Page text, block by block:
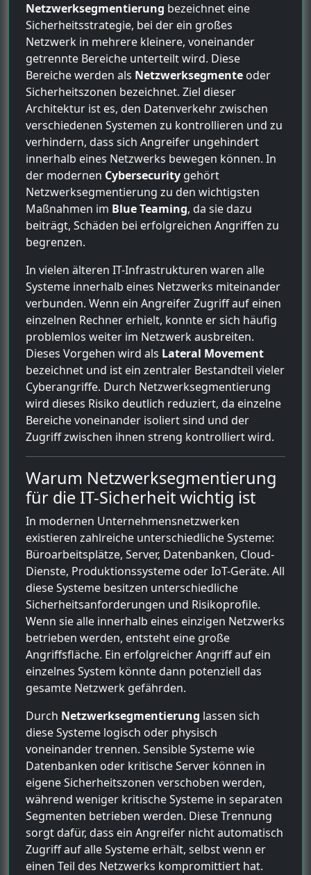
Netzwerksegmentierung bezeichnet eine
Sicherheitsstrategie, bei der ein großes
Netzwerk in mehrere kleinere, voneinander
getrennte Bereiche unterteilt wird. Diese
Bereiche werden als Netzwerksegmente oder
Sicherheitszonen bezeichnet. Ziel dieser
Architektur ist es, den Datenverkehr zwischen
verschiedenen Systemen zu kontrollieren und zu
verhindern, dass sich Angreifer ungehindert
innerhalb eines Netzwerks bewegen können. In
der modernen Cybersecurity gehört
Netzwerksegmentierung zu den wichtigsten
Maßnahmen im Blue Teaming, da sie dazu
beiträgt, Schäden bei erfolgreichen Angriffen zu
begrenzen.
In vielen älteren IT-Infrastrukturen waren alle
Systeme innerhalb eines Netzwerks miteinander
verbunden. Wenn ein Angreifer Zugriff auf einen
einzelnen Rechner erhielt, konnte er sich häufig
problemlos weiter im Netzwerk ausbreiten.
Dieses Vorgehen wird als Lateral Movement
bezeichnet und ist ein zentraler Bestandteil vieler
Cyberangriffe. Durch Netzwerksegmentierung
wird dieses Risiko deutlich reduziert, da einzelne
Bereiche voneinander isoliert sind und der
Zugriff zwischen ihnen streng kontrolliert wird.
Warum Netzwerksegmentierung
für die IT-Sicherheit wichtig ist
In modernen Unternehmensnetzwerken
existieren zahlreiche unterschiedliche Systeme:
Büroarbeitsplätze, Server, Datenbanken, Cloud-
Dienste, Produktionssysteme oder IoT-Geräte. All
diese Systeme besitzen unterschiedliche
Sicherheitsanforderungen und Risikoprofile.
Wenn sie alle innerhalb eines einzigen Netzwerks
betrieben werden, entsteht eine große
Angriffsfläche. Ein erfolgreicher Angriff auf ein
einzelnes System könnte dann potenziell das
gesamte Netzwerk gefährden.
Durch Netzwerksegmentierung lassen sich
diese Systeme logisch oder physisch
voneinander trennen. Sensible Systeme wie
Datenbanken oder kritische Server können in
eigene Sicherheitszonen verschoben werden,
während weniger kritische Systeme in separaten
Segmenten betrieben werden. Diese Trennung
sorgt dafür, dass ein Angreifer nicht automatisch
Zugriff auf alle Systeme erhält, selbst wenn er
einen Teil des Netzwerks kompromittiert hat.